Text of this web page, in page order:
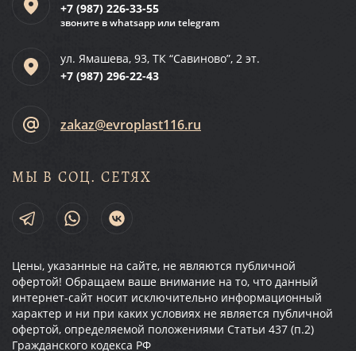
+7 (987) 226-33-55
звоните в whatsapp или telegram
ул. Ямашева, 93, ТК “Савиново”, 2 эт.
+7 (987) 296-22-43
zakaz@evroplast116.ru
МЫ В СОЦ. СЕТЯХ
Цены, указанные на сайте, не являются публичной
офертой! Обращаем ваше внимание на то, что данный
интернет-сайт носит исключительно информационный
характер и ни при каких условиях не является публичной
офертой, определяемой положениями Статьи 437 (п.2)
Гражданского кодекса РФ